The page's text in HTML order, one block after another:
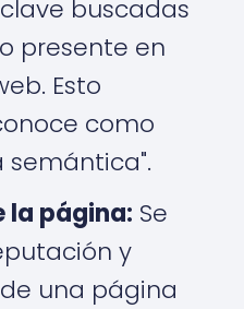
buscadas
presente en
Esto
como
semántica".
la página: Se
y
una página